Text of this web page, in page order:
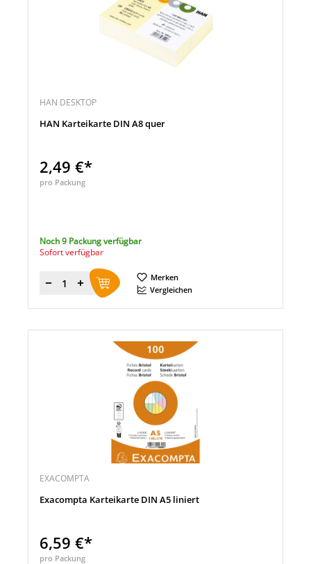
HAN DESKTOP
HAN Karteikarte DIN A8 quer
2,49 €*
pro Packung
Noch 9 Packung verfügbar
Sofort verfügbar
Menge
Merken
Vergleichen
EXACOMPTA
Exacompta Karteikarte DIN A5 liniert
6,59 €*
pro Packung